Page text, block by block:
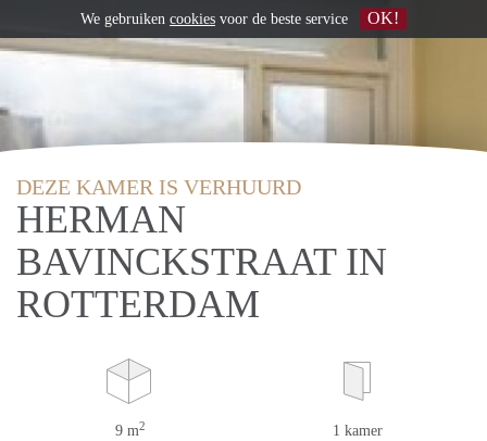
DEZE KAMER IS VERHUURD
HERMAN
BAVINCKSTRAAT IN
ROTTERDAM
9 m2 1 kamer
We gebruiken cookies voor de beste service OK!